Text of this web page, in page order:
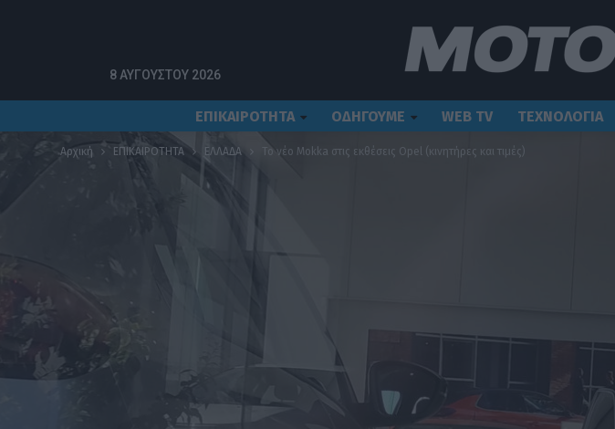
8 ΑΥΓΟΎΣΤΟΥ 2026
ΕΠΙΚΑΙΡΟΤΗΤΑ ΟΔΗΓΟΥΜΕ WEB TV ΤΕΧΝΟΛΟΓΙΑ
Αρχική ΕΠΙΚΑΙΡΟΤΗΤΑ ΕΛΛΑΔΑ Το νέο Mokka στις εκθέσεις Opel (κινητήρες και τιμές)